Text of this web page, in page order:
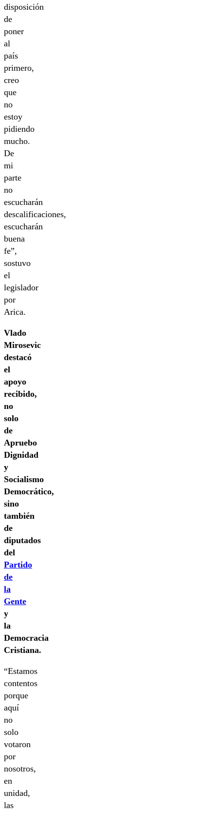
disposición
de
poner
al
país
primero,
creo
que
no
estoy
pidiendo
mucho.
De
mi
parte
no
escucharán
descalificaciones,
escucharán
buena
fe”,
sostuvo
el
legislador
por
Arica.
Vlado
Mirosevic
destacó
el
apoyo
recibido,
no
solo
de
Apruebo
Dignidad
y
Socialismo
Democrático,
sino
también
de
diputados
del
Partido
de
la
Gente
y
la
Democracia
Cristiana.
“Estamos
contentos
porque
aquí
no
solo
votaron
por
nosotros,
en
unidad,
las